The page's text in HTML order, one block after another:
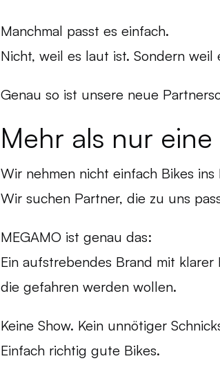
Manchmal passt es einfach.
Nicht, weil es laut ist. Sondern weil
Genau so ist unsere neue
‍Mehr als nur
Wir nehmen nicht einfach Bikes ins
Wir suchen Partner, die zu uns
MEGAMO ist genau das:
Ein aufstrebendes Brand mit
die gefahren werden wollen.
Keine Show. Kein unnötiger
Einfach richtig gute Bikes.